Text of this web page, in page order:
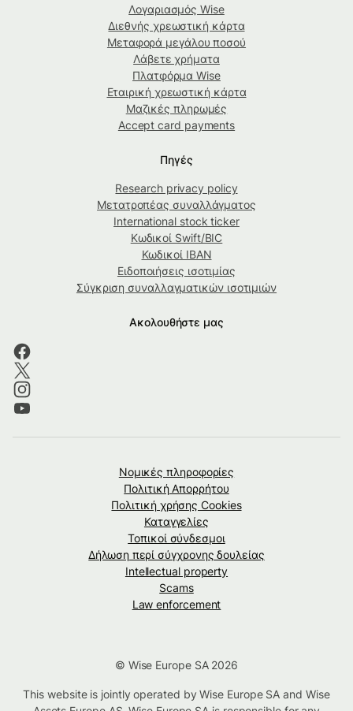
Λογαριασμός Wise
Διεθνής χρεωστική κάρτα
Μεταφορά μεγάλου ποσού
Λάβετε χρήματα
Πλατφόρμα Wise
Εταιρική χρεωστική κάρτα
Μαζικές πληρωμές
Accept card payments
Πηγές
Research privacy policy
Μετατροπέας συναλλάγματος
International stock ticker
Κωδικοί Swift/BIC
Κωδικοί IBAN
Ειδοποιήσεις ισοτιμίας
Σύγκριση συναλλαγματικών ισοτιμιών
Ακολουθήστε μας
Νομικές πληροφορίες
Πολιτική Απορρήτου
Πολιτική χρήσης Cookies
Καταγγελίες
Τοπικοί σύνδεσμοι
Δήλωση περί σύγχρονης δουλείας
Intellectual property
Scams
Law enforcement
© Wise Europe SA 2026
This website is jointly operated by Wise Europe SA and Wise